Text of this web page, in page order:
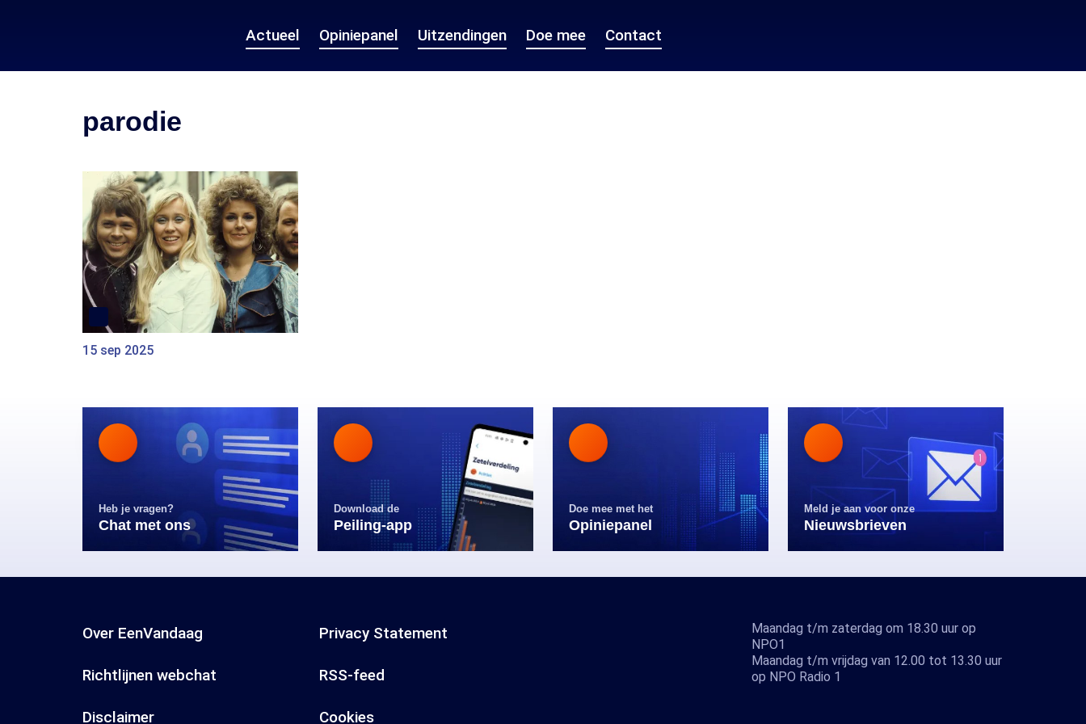
Actueel Opiniepanel Uitzendingen Doe mee Contact
parodie
15 sep 2025
Heb je vragen?
Chat met ons
Download de
Peiling-app
Doe mee met het
Opiniepanel
Meld je aan voor onze
Nieuwsbrieven
Over EenVandaag Privacy Statement
Richtlijnen webchat RSS-feed
Disclaimer Cookies
Maandag t/m zaterdag om 18.30 uur op
NPO1
Maandag t/m vrijdag van 12.00 tot 13.30 uur
op NPO Radio 1